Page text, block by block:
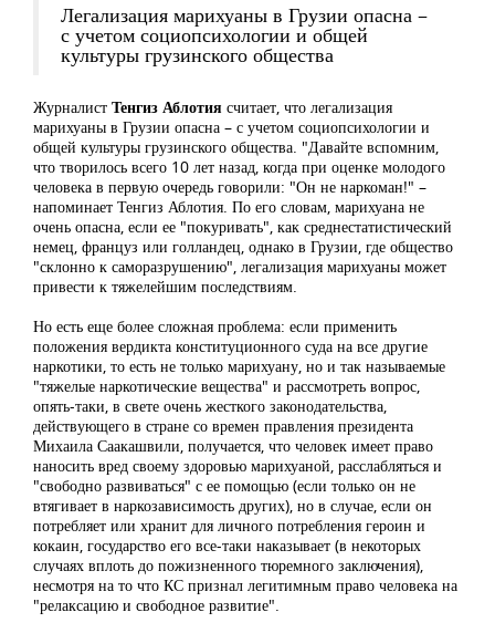
Легализация марихуаны в Грузии опасна –
с учетом социопсихологии и общей
культуры грузинского общества
Журналист Тенгиз Аблотия считает, что легализация
марихуаны в Грузии опасна – с учетом социопсихологии и
общей культуры грузинского общества. "Давайте вспомним,
что творилось всего 10 лет назад, когда при оценке молодого
человека в первую очередь говорили: "Он не наркоман!" –
напоминает Тенгиз Аблотия. По его словам, марихуана не
очень опасна, если ее "покуривать", как среднестатистический
немец, француз или голландец, однако в Грузии, где общество
"склонно к саморазрушению", легализация марихуаны может
привести к тяжелейшим последствиям.
Но есть еще более сложная проблема: если применить
положения вердикта конституционного суда на все другие
наркотики, то есть не только марихуану, но и так называемые
"тяжелые наркотические вещества" и рассмотреть вопрос,
опять-таки, в свете очень жесткого законодательства,
действующего в стране со времен правления президента
Михаила Саакашвили, получается, что человек имеет право
наносить вред своему здоровью марихуаной, расслабляться и
"свободно развиваться" с ее помощью (если только он не
втягивает в наркозависимость других), но в случае, если он
потребляет или хранит для личного потребления героин и
кокаин, государство его все-таки наказывает (в некоторых
случаях вплоть до пожизненного тюремного заключения),
несмотря на то что КС признал легитимным право человека на
"релаксацию и свободное развитие".